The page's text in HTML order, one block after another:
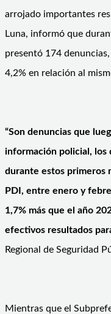
arrojado importantes
Luna, informó que
presentó 174
4,2% en relación al
“Son denuncias que
información policial, los
durante estos primeros
PDI, entre enero y
1,7% más que el año
efectivos resultados
Regional de Seguridad
Mientras que el